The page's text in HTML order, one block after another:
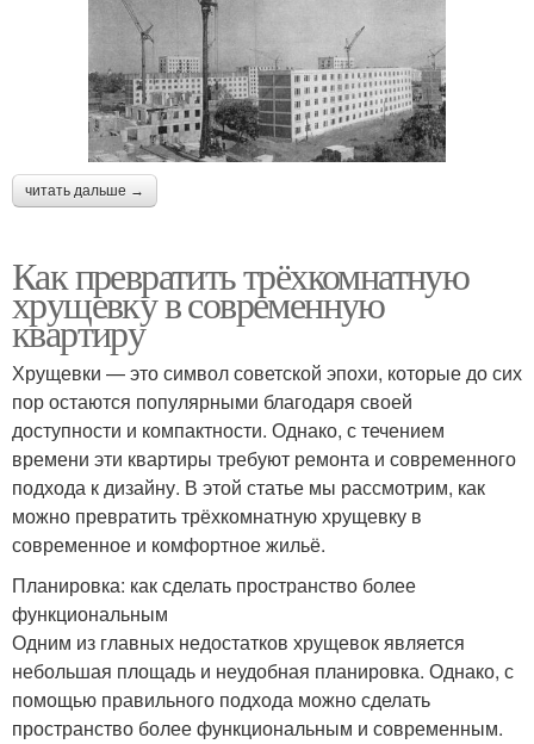
читать дальше →
Как превратить трёхкомнатную
хрущевку в современную
квартиру
Хрущевки — это символ советской эпохи, которые до сих
пор остаются популярными благодаря своей
доступности и компактности. Однако, с течением
времени эти квартиры требуют ремонта и современного
подхода к дизайну. В этой статье мы рассмотрим, как
можно превратить трёхкомнатную хрущевку в
современное и комфортное жильё.
Планировка: как сделать пространство более
функциональным
Одним из главных недостатков хрущевок является
небольшая площадь и неудобная планировка. Однако, с
помощью правильного подхода можно сделать
пространство более функциональным и современным.